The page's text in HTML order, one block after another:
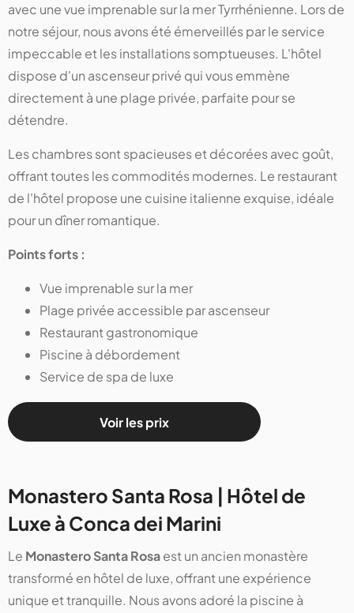
avec une vue imprenable sur la mer Tyrrhénienne. Lors de
notre séjour, nous avons été émerveillés par le service
impeccable et les installations somptueuses. L'hôtel
dispose d'un ascenseur privé qui vous emmène
directement à une plage privée, parfaite pour se
détendre.
Les chambres sont spacieuses et décorées avec goût,
offrant toutes les commodités modernes. Le restaurant
de l'hôtel propose une cuisine italienne exquise, idéale
pour un dîner romantique.
Points forts :
Vue imprenable sur la mer
Plage privée accessible par ascenseur
Restaurant gastronomique
Piscine à débordement
Service de spa de luxe
Voir les prix
Monastero Santa Rosa | Hôtel de
Luxe à Conca dei Marini
Le Monastero Santa Rosaest un ancien monastère
transformé en hôtel de luxe, offrant une expérience
unique et tranquille. Nous avons adoré la piscine à